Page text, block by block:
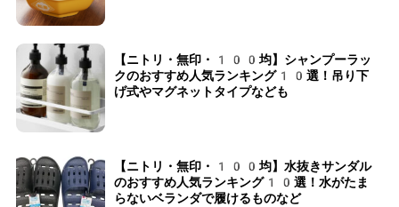
【ニトリ・無印・100均】シャンプーラッ
クのおすすめ人気ランキング10選！吊り下
げ式やマグネットタイプなども
【ニトリ・無印・100均】水抜きサンダル
のおすすめ人気ランキング10選！水がたま
らないベランダで履けるものなど